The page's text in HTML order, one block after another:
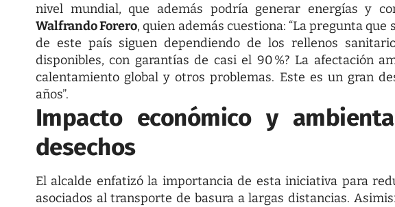
nivel mundial, que además podría generar energías y
Walfrando Forero, quien además cuestiona: “La pregunta que
de este país siguen dependiendo de los rellenos
disponibles, con garantías de casi el 90 %? La afectación
calentamiento global y otros problemas. Este es un gran
años”.
Impacto económico y
desechos
El alcalde enfatizó la importancia de esta iniciativa para
asociados al transporte de basura a largas distancias.